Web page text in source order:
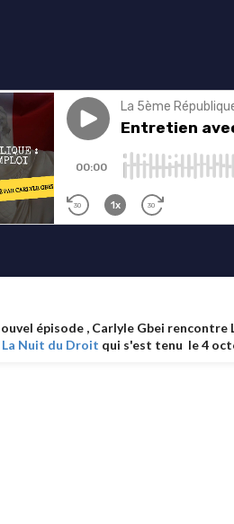
épisode , Carlyle Gbei
La Nuit du Droit qui s'est tenu le 4